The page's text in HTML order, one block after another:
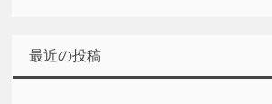
最近の投稿